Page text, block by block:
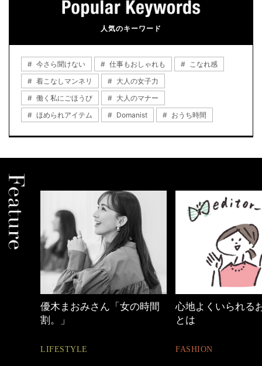
人気のキーワード
今さら聞けない 仕事もおしゃれも
こなれ感
着こなしマンネリ
大人の女子力
働く私にごほうび
大人のマナー
ほめられアイテム
Domanist おうち時間
優木まおみさん「女の時間
割。」
LIFESTYLE
心地よくいられる
とは
FASHION